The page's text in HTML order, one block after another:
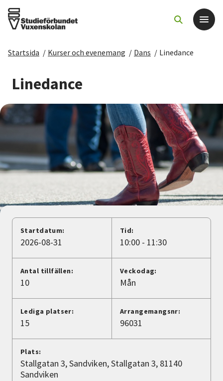
För dig som
Sök kurser och evenemang
Om SV
Starta studiecirkel
Cirkelledare
Nyheter
Avdelningar
Lyssna
Startsida / Kurser och evenemang / Dans / Linedance
Linedance
Startdatum:
2026-08-31
Tid:
10:00 - 11:30
Antal tillfällen:
10
Veckodag:
Mån
Lediga platser:
15
Arrangemangsnr:
96031
Plats:
Stallgatan 3, Sandviken, Stallgatan 3, 81140
Sandviken